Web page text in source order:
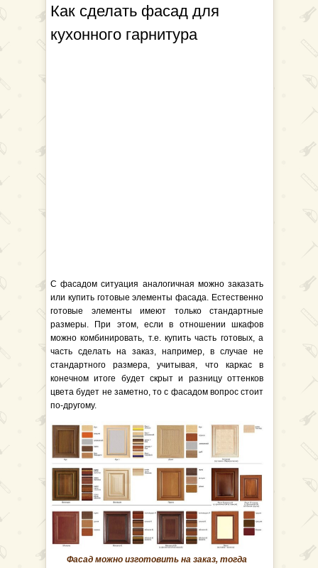
Как сделать фасад для
кухонного гарнитура
С фасадом ситуация аналогичная можно заказать
или купить готовые элементы фасада. Естественно
готовые элементы имеют только стандартные
размеры. При этом, если в отношении шкафов
можно комбинировать, т.е. купить часть готовых, а
часть сделать на заказ, например, в случае не
стандартного размера, учитывая, что каркас в
конечном итоге будет скрыт и разницу оттенков
цвета будет не заметно, то с фасадом вопрос стоит
по-другому.
Фасад можно изготовить на заказ, тогда